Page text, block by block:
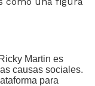
Martin es
causas sociales.
para